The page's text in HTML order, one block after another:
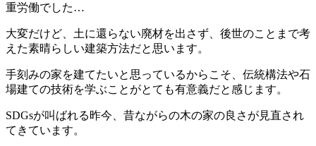
重労働でした…
大変だけど、土に還らない廃材を出さず、後世のことまで考
えた素晴らしい建築方法だと思います。
手刻みの家を建てたいと思っているからこそ、伝統構法や石
場建ての技術を学ぶことがとても有意義だと感じます。
SDGsが叫ばれる昨今、昔ながらの木の家の良さが見直され
てきています。